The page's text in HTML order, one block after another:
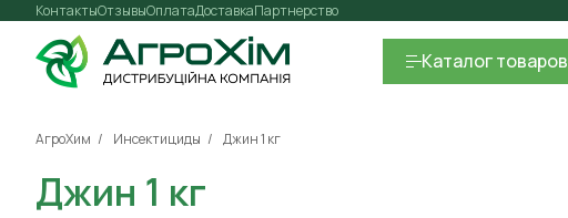
Контакты Оплата
Отзывы ДоставкаПартнерство
Каталогтоваров
АгроХим Инсектициды Джин 1 кг
Джин 1 кг